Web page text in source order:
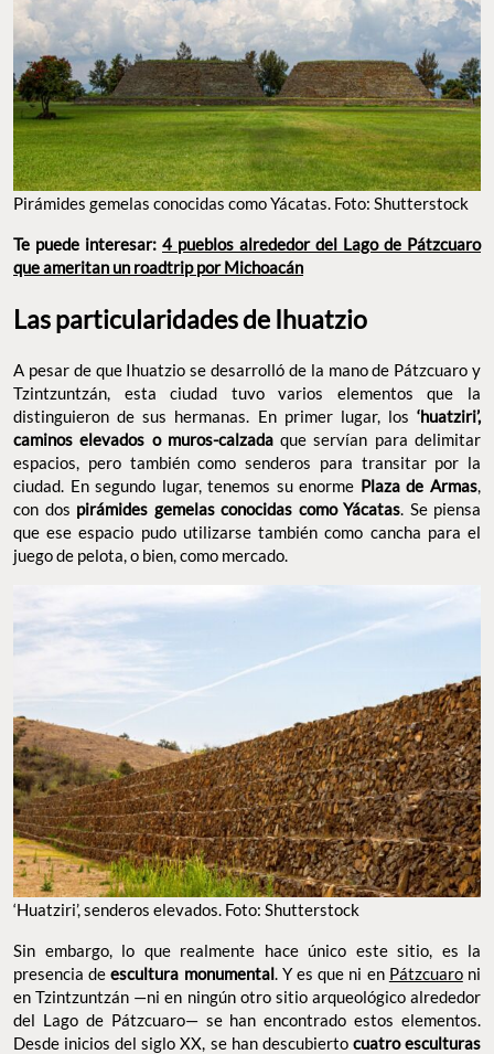
Pirámides gemelas conocidas como Yácatas. Foto: Shutterstock
Te puede interesar: 4 pueblos alrededor del Lago de Pátzcuaro
que ameritan un roadtrip por Michoacán
Las particularidades de Ihuatzio
A pesar de que Ihuatzio se desarrolló de la mano de Pátzcuaro y
Tzintzuntzán, esta ciudad tuvo varios elementos que la
distinguieron de sus hermanas. En primer lugar, los ‘huatziri’,
caminos elevados o muros-calzadaque servían para delimitar
espacios, pero también como senderos para transitar por la
ciudad. En segundo lugar, tenemos su enorme Plaza de Armas,
con dos pirámides gemelas conocidas como Yácatas. Se piensa
que ese espacio pudo utilizarse también como cancha para el
juego de pelota, o bien, como mercado.
‘Huatziri’, senderos elevados. Foto: Shutterstock
Sin embargo, lo que realmente hace único este sitio, es la
presencia de escultura monumental. Y es que ni en Pátzcuaroni
en Tzintzuntzán —ni en ningún otro sitio arqueológico alrededor
del Lago de Pátzcuaro— se han encontrado estos elementos.
Desde inicios del siglo XX, se han descubiertocuatro esculturas